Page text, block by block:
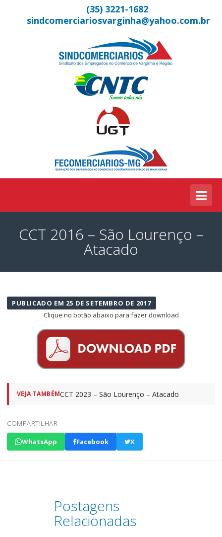
(35) 3221-1682
sindcomerciariosvarginha@yahoo.com.br
CCT 2016 – São Lourenço –
Atacado
PUBLICADO EM 25 DE SETEMBRO DE 2017
Clique no botão abaixo para fazer download
VEJA TAMBÉMCCT 2023 – São Lourenço – Atacado
COMPARTILHAR
WhatsApp Facebook X
Postagens
Relacionadas